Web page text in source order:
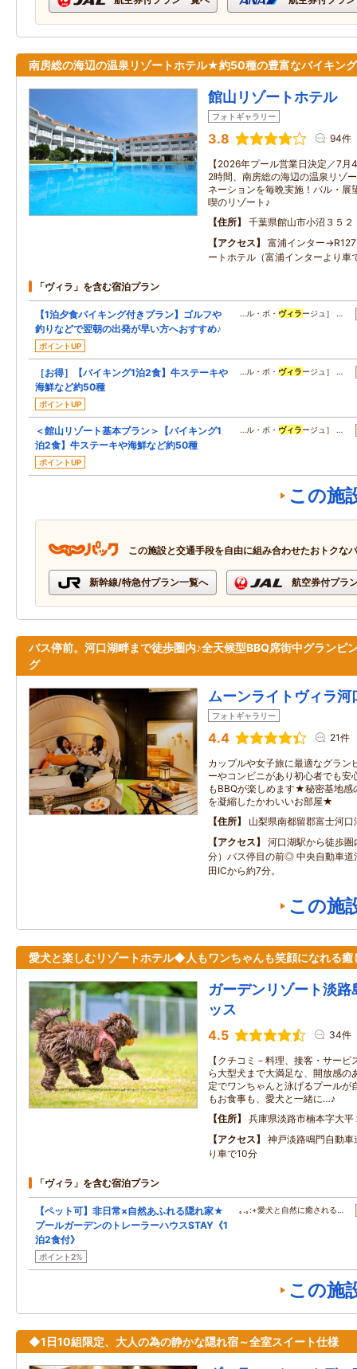
南房総の海辺の温泉リゾートホテル★約50種の豊富なバイキン
館山リゾートホテル
フォトギャラリー
3.8 94件
【2026年プール営業日決定／7
2時間、南房総の海辺の温泉リゾ
ネーションを毎晩実施！バル・展
喫のリゾート♪
住所
千葉県館山市小沼３５２
アクセス
富浦インター
ートホテル（富浦インターより車
「ヴィラ」を含む宿泊プラン
【1泊夕食バイキング付きプラン】ゴルフや
釣りなどで翌朝の出発が早い方へおすすめ♪
ポイントUP
…ル・ボ・ ヴィラージュ］ …
［お得］【バイキング1泊2食】牛ステーキや
海鮮など約50種
ポイントUP
…ル・ボ・ ヴィラージュ］ …
＜館山リゾート基本プラン＞【バイキング1
泊2食】牛ステーキや海鮮など約50種
ポイントUP
…ル・ボ・ ヴィラージュ］ …
この施
この施設と交通手段を自由に組み合わせたおトクな
新幹線/特急付プラン一覧へ 航空券付プラ
バス停前。河口湖畔まで徒歩圏内♪全天候型BBQ席街中グランピ
グ
ムーンライトヴィラ河
フォトギャラリー
4.4 21件
カップルや女子旅に最適なグラン
ーやコンビニがあり初心者でも安
もBBQが楽しめます★秘密基地感
を凝縮したかわいいお部屋★
住所
山梨県南都留郡富士河
アクセス
河口湖駅から徒歩
分）バス停目の前◎ 中央自動車道
田ICから約7分。
この施
愛犬と楽しむリゾートホテル◆人もワンちゃんも笑顔になれる癒
ガーデンリゾート淡
ッス
4.5 34件
【クチコミ－料理、接客・サー
ら大型犬まで大満足な、開放感の
定でワンちゃんと泳げるプールが
もお食事も、愛犬と一緒に…♪
住所
兵庫県淡路市楠本字大平
アクセス
神戸淡路鳴門自動
り車で10分
「ヴィラ」を含む宿泊プラン
【ペット可】非日常×自然あふれる隠れ家★
プールガーデンのトレーラーハウスSTAY《1
泊2食付》
ポイント2%
｡.｡:+愛犬と自然に癒される…
この施
◆1日10組限定、大人の為の静かな隠れ宿～全室スイート仕様